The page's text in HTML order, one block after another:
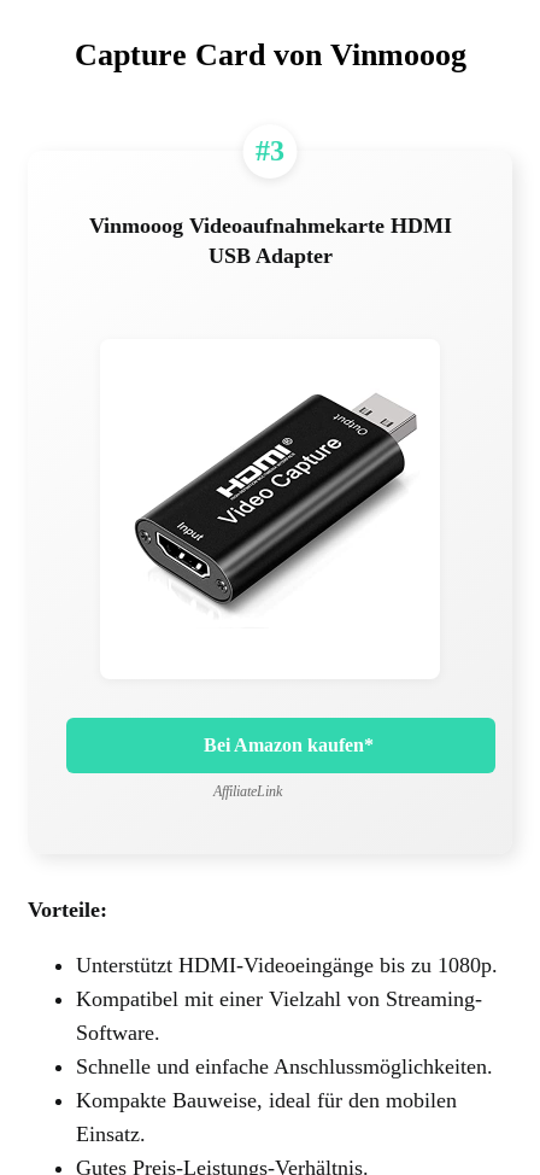
Capture Card von Vinmooog
#3
Vinmooog Videoaufnahmekarte HDMI
USB Adapter
Bei Amazon kaufen*
AffiliateLink
Vorteile:
Unterstützt HDMI-Videoeingänge bis zu 1080p.
Kompatibel mit einer Vielzahl von Streaming-
Software.
Schnelle und einfache Anschlussmöglichkeiten.
Kompakte Bauweise, ideal für den mobilen
Einsatz.
Gutes Preis-Leistungs-Verhältnis.